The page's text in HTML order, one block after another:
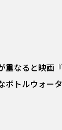
重なると映画
トルウォータ